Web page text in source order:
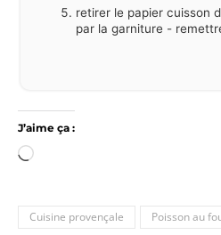
retirer le papier cuisson
par la garniture -
J’aime ça :
Chargement…
Cuisine provençale Poisson au